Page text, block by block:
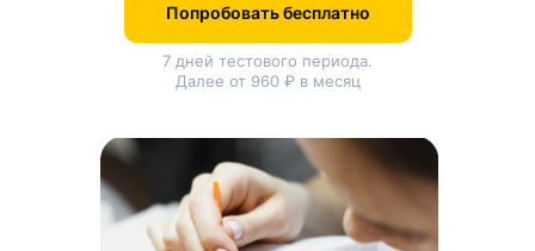
7 дней тестового периода.
Далее от 960 ₽ в месяц
Попробовать бесплатно